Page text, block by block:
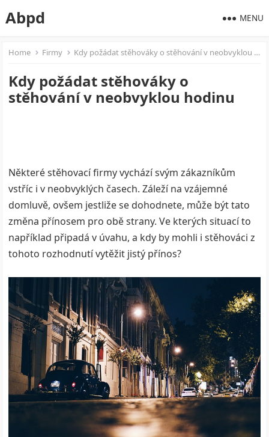
Abpd MENU
Home Firmy Kdy požádat stěhováky o stěhování v neobvyklou hodinu
Kdy požádat stěhováky o
stěhování v neobvyklou hodinu
Některé stěhovací firmy vychází svým zákazníkům
vstříc i v neobvyklých časech. Záleží na vzájemné
domluvě, ovšem jestliže se dohodnete, může být tato
změna přínosem pro obě strany. Ve kterých situací to
například připadá v úvahu, a kdy by mohli i stěhováci z
tohoto rozhodnutí vytěžit jistý přínos?